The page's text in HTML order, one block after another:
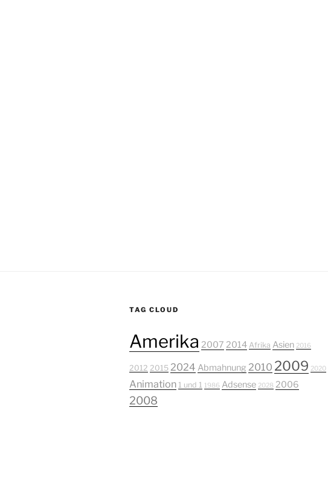
TAG CLOUD
Amerika 2007 2014 Afrika Asien 2016
2012 2015 2024 Abmahnung 2010 2009 2020
Animation 1 und 1 1986 Adsense 2028 2006
2008